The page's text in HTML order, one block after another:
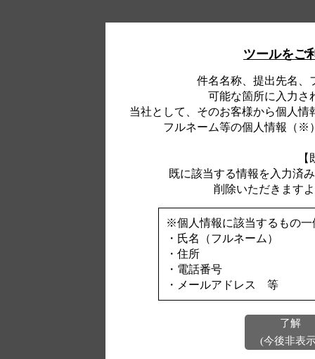
ツールをご
件名名称、提出先名、
可能な箇所に入力さ
当社として、そのお客様から個人
フルネーム等の個人情報（※
既に該当する情報を入力済
削除いただきます
※個人情報に該当するもの一
・氏名（フルネーム）
・住所
・電話番号
・メールアドレス 等
了解
(今後非表